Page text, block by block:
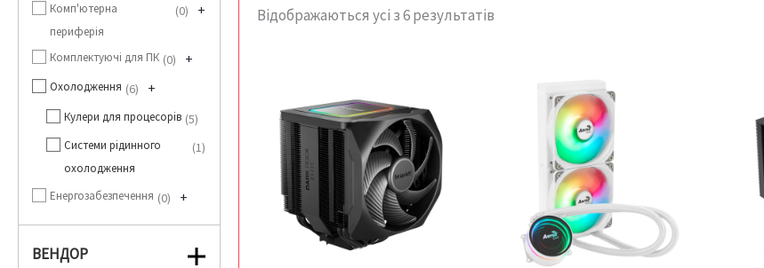
Комп'ютерна
периферія
+
0
Комплектуючі для ПК +
0
Охолодження +
6
Кулери для процесорів 5
Системи рідинного
охолодження
1
Енергозабезпечення +
0
ВЕНДОР
Відображаються усі з 6 результатів